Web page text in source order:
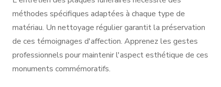
méthodes spécifiques adaptées à chaque type de
matériau. Un nettoyage régulier garantit la préservation
de ces témoignages d'affection. Apprenez les gestes
professionnels pour maintenir l'aspect esthétique de ces
monuments commémoratifs.